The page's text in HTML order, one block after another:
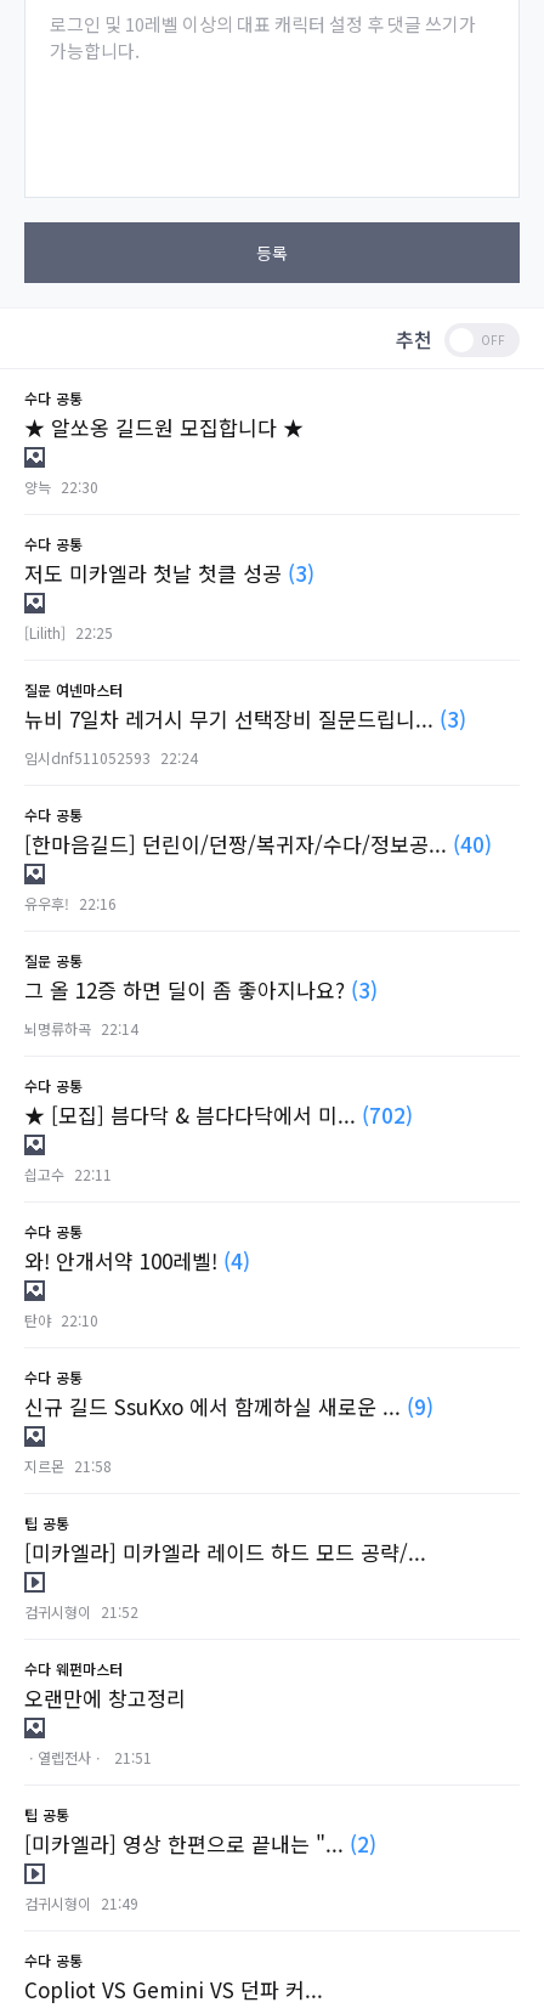
로그인 및 10레벨 이상의 대표 캐릭터 설정 후 댓글 쓰기가
가능합니다.
등록
추천
수다 공통
★ 알쏘옹 길드원 모집합니다 ★
양늑 22:30
수다 공통
저도 미카엘라 첫날 첫클 성공 (3)
[Lilith] 22:25
질문 여넨마스터
뉴비 7일차 레거시 무기 선택장비 질문드립니... (3)
임시dnf511052593 22:24
수다 공통
[한마음길드] 던린이/던짱/복귀자/수다/정보공... (40)
유우후! 22:16
질문 공통
그 올 12증 하면 딜이 좀 좋아지나요? (3)
뇌명류하곡 22:14
수다 공통
★ [모집] 븜다닥 & 븜다다닥에서 미... (702)
싑고수 22:11
수다 공통
와! 안개서약 100레벨! (4)
탄야 22:10
수다 공통
신규 길드 SsuKxo 에서 함께하실 새로운 ... (9)
지르몬 21:58
팁 공통
[미카엘라] 미카엘라 레이드 하드 모드 공략/...
검귀시형이 21:52
수다 웨펀마스터
오랜만에 창고정리
ㆍ열렙전사ㆍ 21:51
팁 공통
[미카엘라] 영상 한편으로 끝내는 "... (2)
검귀시형이 21:49
수다 공통
Copliot VS Gemini VS 던파 커...